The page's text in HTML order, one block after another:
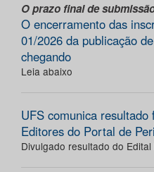
O prazo final de
O encerramento das
01/2026 da publicação
chegando
Leia abaixo
UFS comunica
Editores do Portal de
Divulgado resultado do Edital